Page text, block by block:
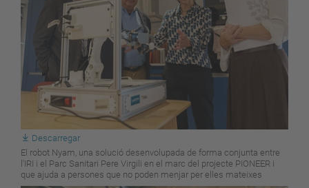
Descarregar
El robot Nyam, una solució desenvolupada de forma conjunta entre
l'IRI i el Parc Sanitari Pere Virgili en el marc del projecte PIONEER i
que ajuda a persones que no poden menjar per elles mateixes